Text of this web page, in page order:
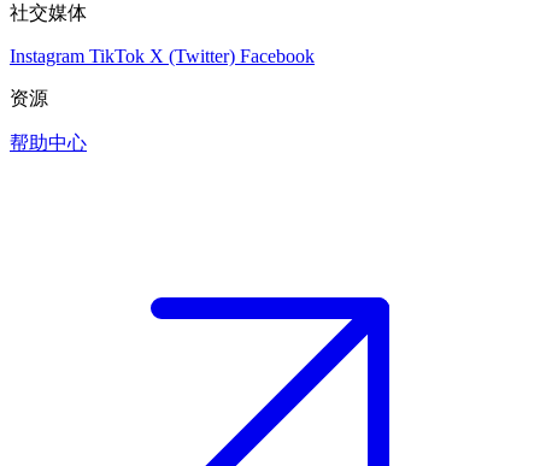
社交媒体
Instagram TikTok X (Twitter) Facebook
资源
帮助中心